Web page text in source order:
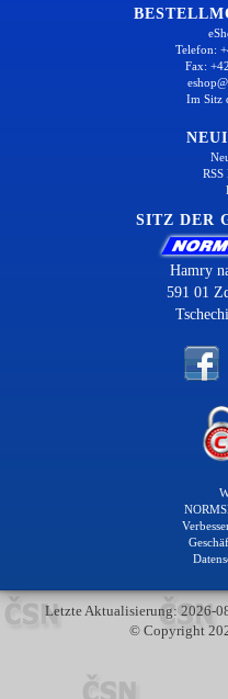
Telefon:
Fax:
Im Sitz
RSS
SITZ DER
Hamry
591 01
Letzte Aktualisierung: 2026-
© Copyright